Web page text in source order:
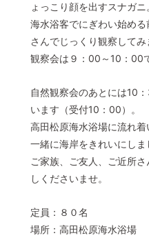
ょっこり顔を出すスナガニ
海水浴客でにぎわい始め
さんでじっくり観察してみ
観察会は９：00～10：00
自然観察会のあとには10
います（受付10：00）。
高田松原海水浴場に流れ着
一緒に海岸をきれいにしま
ご家族、ご友人、ご近所
しくださいませ。
定員：８０名
場所：高田松原海水浴場